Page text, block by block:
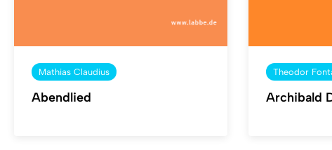
Mathias Claudius
Abendlied
Theodor
Archibald